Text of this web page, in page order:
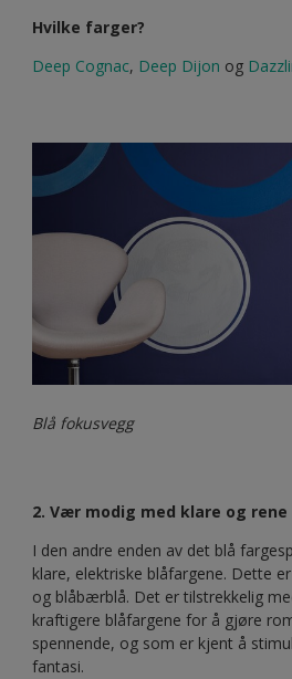
Hvilke farger?
Deep Cognac, Deep Dijon og
Blå fokusvegg
2. Vær modig med klare og
I den andre enden av det blå
klare, elektriske blåfargene. Dette
og blåbærblå. Det er tilstrekkelig
kraftigere blåfargene for å gjøre
spennende, og som er kjent å
fantasi.